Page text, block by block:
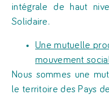
intégrale de haut
Solidaire.
Une mutuelle
mouvement
Nous sommes une
le territoire des Pays